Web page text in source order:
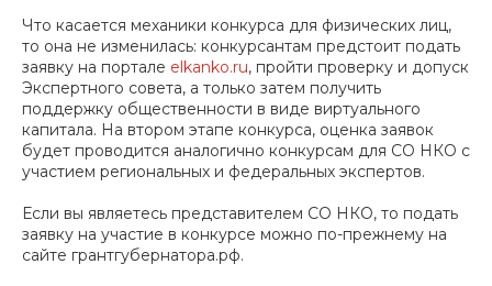
Что касается механики конкурса для физических лиц,
то она не изменилась: конкурсантам предстоит подать
заявку на портале elkanko.ru, пройти проверку и допуск
Экспертного совета, а только затем получить
поддержку общественности в виде виртуального
капитала. На втором этапе конкурса, оценка заявок
будет проводится аналогично конкурсам для СО НКО с
участием региональных и федеральных экспертов.
Если вы являетесь представителем СО НКО, то подать
заявку на участие в конкурсе можно по-прежнему на
сайте грантгубернатора.рф.